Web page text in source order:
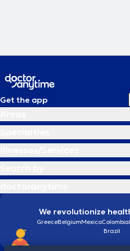
Get the app
We revolutionize
GreeceBelgiumMexicoColombia
Brazil